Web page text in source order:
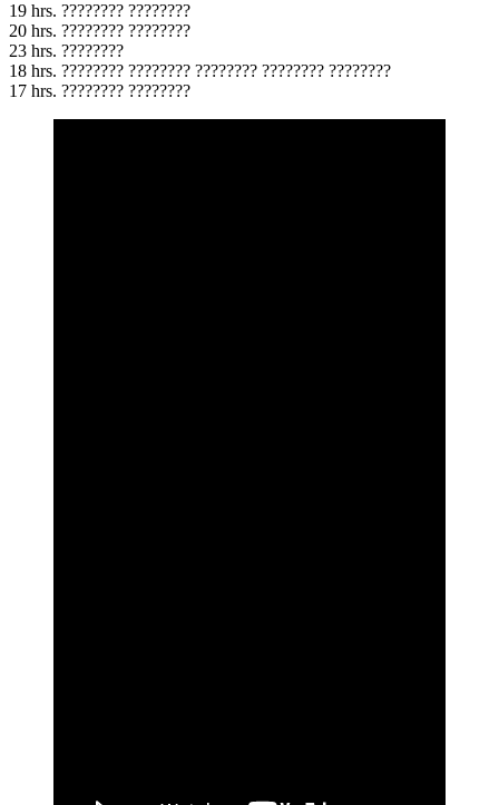
19 hrs. ???????? ????????
20 hrs. ???????? ????????
23 hrs. ????????
18 hrs. ???????? ???????? ???????? ???????? ????????
17 hrs. ???????? ????????